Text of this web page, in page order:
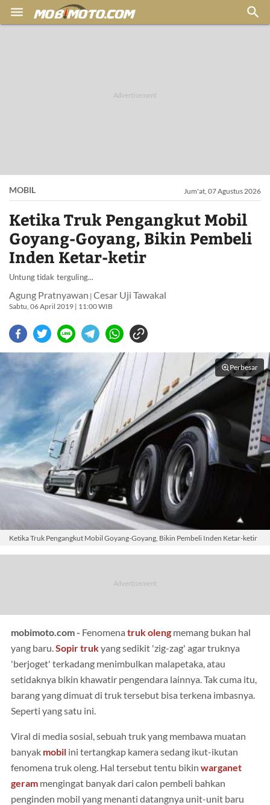
 
MOBIL Jum'at, 07 Agustus 2026
Ketika Truk Pengangkut Mobil
Goyang-Goyang, Bikin Pembeli
Inden Ketar-ketir
Untung tidak terguling...
Agung Pratnyawan | Cesar Uji Tawakal
Sabtu, 06 April 2019 | 11:00 WIB
Perbesar
Ketika Truk Pengangkut Mobil Goyang-Goyang, Bikin Pembeli Inden Ketar-ketir
mobimoto.com - Fenomena trukoleng memang bukan hal
yang baru.Sopir trukyang sedikit 'zig-zag' agar truknya
'berjoget' terkadang menimbulkan malapetaka, atau
setidaknya bikin khawatir pengendara lainnya. Tak cuma itu,
barang yang dimuat di truk tersebut bisa terkena imbasnya.
Seperti yang satu ini.
Viral di media sosial, sebuah truk yang membawa muatan
banyak mobil ini tertangkap kamera sedang ikut-ikutan
fenomena truk oleng. Hal tersebut tentu bikin warganet
geram mengingat banyak dari calon pembeli bahkan
penginden mobil yang menanti datangnya unit-unit baru